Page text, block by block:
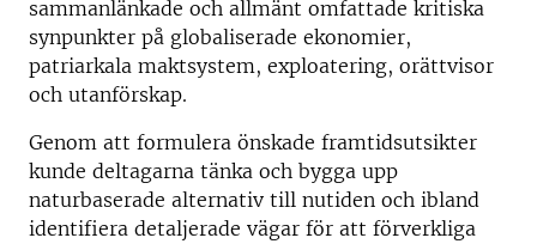
sammanlänkade och allmänt omfattade kritiska
synpunkter på globaliserade ekonomier,
patriarkala maktsystem, exploatering, orättvisor
och utanförskap.
Genom att formulera önskade framtidsutsikter
kunde deltagarna tänka och bygga upp
naturbaserade alternativ till nutiden och ibland
identifiera detaljerade vägar för att förverkliga